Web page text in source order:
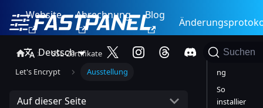
Website Abrechnung Blog
Deutsch Suchen
SSL-Zertifikate
Let's Encrypt
Ausstellung
Auf dieser Seite
Einführu
ng
So
installier